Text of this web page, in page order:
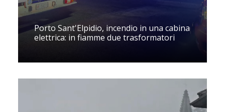
Porto Sant'Elpidio, incendio in una cabina
elettrica: in fiamme due trasformatori